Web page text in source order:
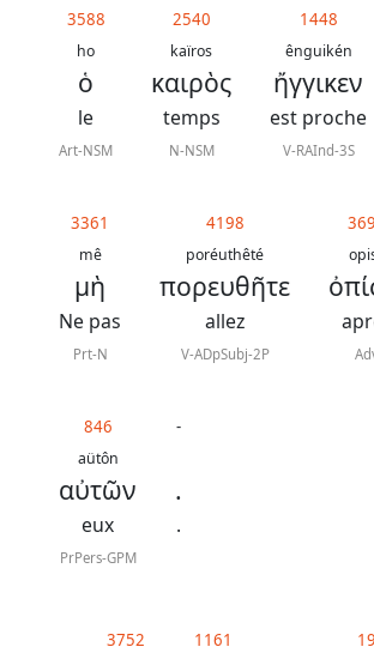
3588
ho
ὁ
le
Art-NSM
2540
kaïros
καιρὸς
temps
N-NSM
1448
ênguikén
ἤγγικεν
est proche
V-RAInd-3S
3361
mê
μὴ
Ne pas
Prt-N
4198
poréuthêté
πορευθῆτε
allez
V-ADpSubj-2P
846
aütôn
αὐτῶν
eux
PrPers-GPM
-
.
.
3752 1161